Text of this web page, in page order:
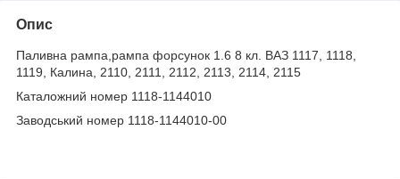
Опис
Паливна рампа,рампа форсунок 1.6 8 кл. ВАЗ 1117, 1118,
1119, Калина, 2110, 2111, 2112, 2113, 2114, 2115
Каталожний номер 1118-1144010
Заводський номер 1118-1144010-00